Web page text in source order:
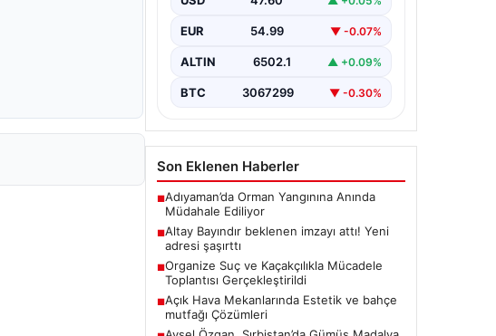
EUR 54.99 ▼ -0.07%
ALTIN 6502.1 ▲ +0.09%
BTC 3067299 ▼ -0.30%
Son Eklenen Haberler
■Adıyaman’da Orman Yangınına Anında
Müdahale Ediliyor
■Altay Bayındır beklenen imzayı attı! Yeni
adresi şaşırttı
■Organize Suç ve Kaçakçılıkla Mücadele
Toplantısı Gerçekleştirildi
■Açık Hava Mekanlarında Estetik ve bahçe
mutfağı Çözümleri